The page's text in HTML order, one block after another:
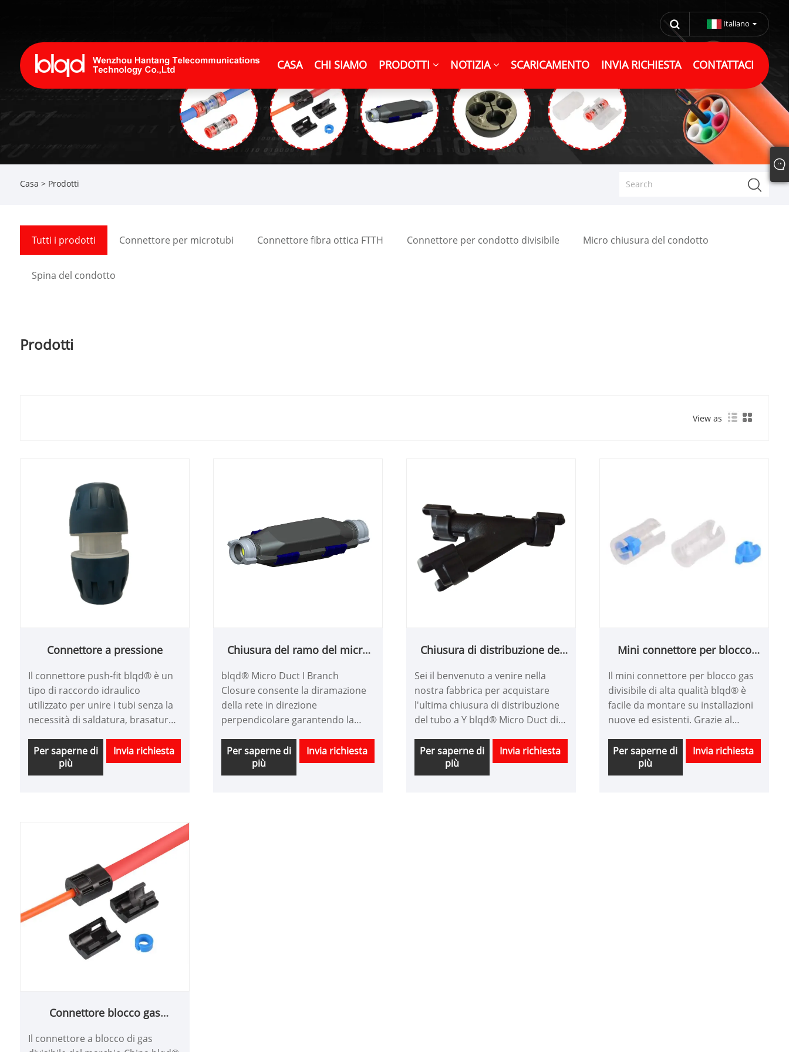
Italiano
CASA CHI SIAMO PRODOTTI NOTIZIA SCARICAMENTO INVIA RICHIESTA CONTATTACI
Casa > Prodotti
Tutti i prodotti Connettore per microtubi Connettore fibra ottica FTTH Connettore per condotto divisibile Micro chiusura del condotto
Spina del condotto
Prodotti
View as
Connettore a pressione
Il connettore push-fit blqd® è un
tipo di raccordo idraulico
utilizzato per unire i tubi senza la
necessità di saldatura, brasatura
tradizionali.
Per saperne di
più
Invia richiesta
Chiusura del ramo del micro
blqd® Micro Duct I Branch
Closure consente la diramazione
della rete in direzione
perpendicolare garantendo la
fibra ottica nel condotto
principale.
Per saperne di
più
Invia richiesta
Chiusura di distribuzione del
Sei il benvenuto a venire nella
nostra fabbrica per acquistare
l'ultima chiusura di distribuzione
del tubo a Y blqd® Micro Duct di
prezzo. Non vediamo l'ora di
collaborare con te.
Per saperne di
più
Invia richiesta
Mini connettore per blocco
Il mini connettore per blocco gas
divisibile di alta qualità blqd® è
facile da montare su installazioni
nuove ed esistenti. Grazie al
Divisible Gas Block Connector, lo
spostamento del sigillo sulla fibra
ora appartiene al passato.
Per saperne di
più
Invia richiesta
Connettore blocco gas
Il connettore a blocco di gas